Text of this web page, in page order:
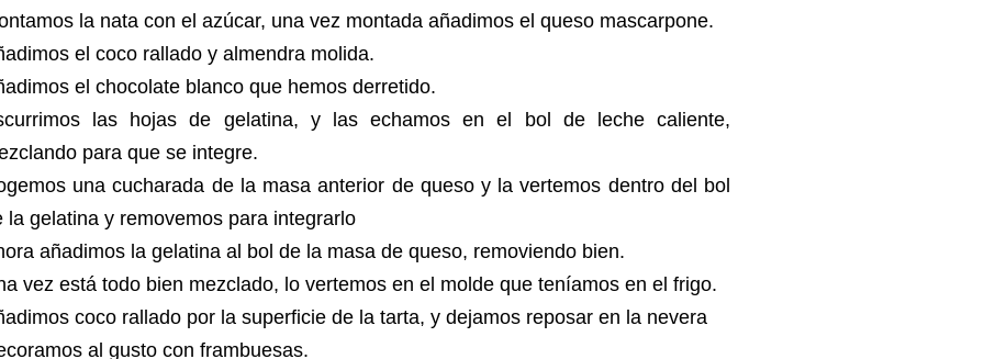
la nata con el azúcar, una vez montada añadimos el queso mascarpone.
el coco rallado y almendra molida.
el chocolate blanco que hemos derretido.
las hojas de gelatina, y las echamos en el bol de leche caliente,
para que se integre.
una cucharada de la masa anterior de queso y la vertemos dentro del bol
la gelatina y removemos para integrarlo
añadimos la gelatina al bol de la masa de queso, removiendo bien.
vez está todo bien mezclado, lo vertemos en el molde que teníamos en el frigo.
coco rallado por la superficie de la tarta, y dejamos reposar en la nevera
al gusto con frambuesas.